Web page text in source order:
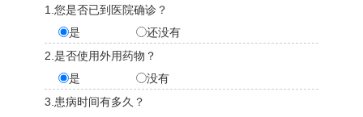
1.您是否已到医院确诊？
是
还没有
2.是否使用外用药物？
是
没有
3.患病时间有多久？